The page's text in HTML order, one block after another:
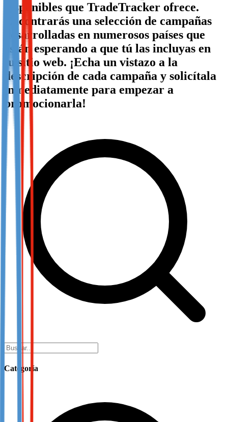
Not already our Publisher?
Sign up here
disponibles que TradeTracker ofrece.
Encontrarás una selección de campañas
desarrolladas en numerosos países que
están esperando a que tú las incluyas en
tu sitio web. ¡Echa un vistazo a la
descripción de cada campaña y solicítala
inmediatamente para empezar a
promocionarla!
Categoría